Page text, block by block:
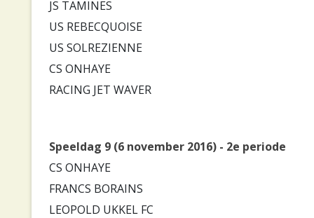
JS TAMINES
US REBECQUOISE
US SOLREZIENNE
CS ONHAYE
RACING JET WAVER
Speeldag 9 (6 november 2016) - 2e periode
CS ONHAYE
FRANCS BORAINS
LEOPOLD UKKEL FC